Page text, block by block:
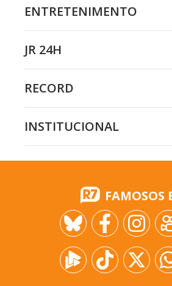
ENTRETENIMENTO
JR 24H
RECORD
INSTITUCIONAL
FAMOSOS